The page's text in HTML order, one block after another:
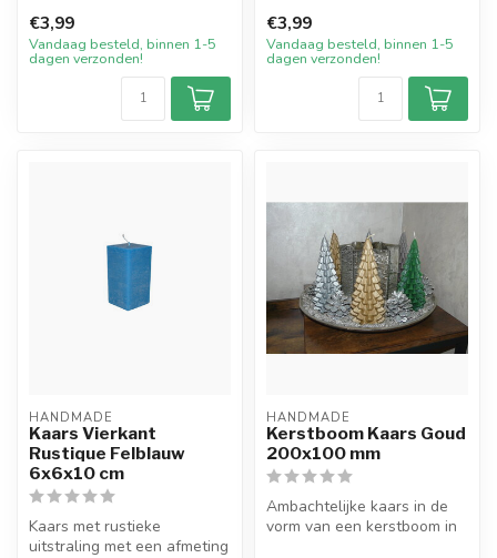
De...
€3,99
Vandaag besteld, binnen 1-5
dagen verzonden!
Deze kaars...
€3,99
Vandaag besteld, binnen 1-5
dagen verzonden!
HANDMADE
Kaars Vierkant
Rustique Felblauw
6x6x10 cm
Kaars met rustieke
uitstraling met een afmeting
HANDMADE
Kerstboom Kaars Goud
200x100 mm
Ambachtelijke kaars in de
vorm van een kerstboom in